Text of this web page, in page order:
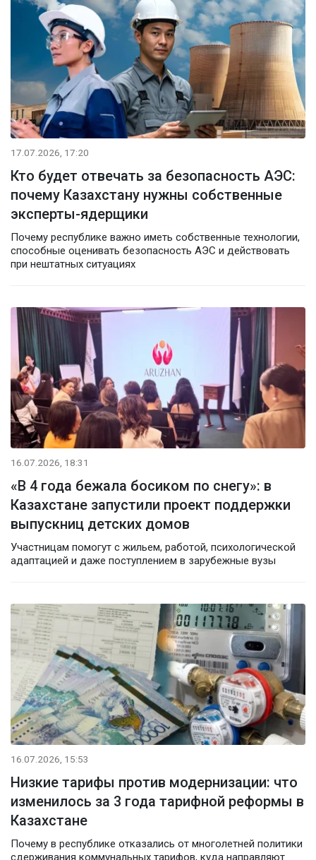
17.07.2026, 17:20
Кто будет отвечать за безопасность АЭС:
почему Казахстану нужны собственные
эксперты-ядерщики
Почему республике важно иметь собственные технологии,
способные оценивать безопасность АЭС и действовать
при нештатных ситуациях
16.07.2026, 18:31
«В 4 года бежала босиком по снегу»: в
Казахстане запустили проект поддержки
выпускниц детских домов
Участницам помогут с жильем, работой, психологической
адаптацией и даже поступлением в зарубежные вузы
16.07.2026, 15:53
Низкие тарифы против модернизации: что
изменилось за 3 года тарифной реформы в
Казахстане
Почему в республике отказались от многолетней политики
сдерживания коммунальных тарифов, куда направляют